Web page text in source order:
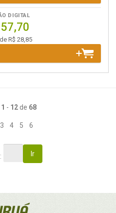
DIGITAL
57,70
R$ 28,85
1 - 12de 68
3 4 5 6
Ir